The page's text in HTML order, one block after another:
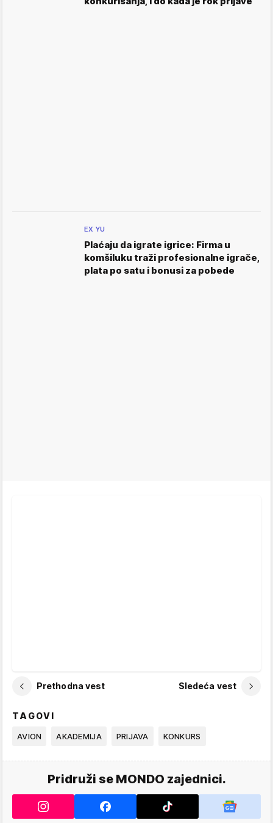
EX YU
Plaćaju da igrate igrice: Firma u
komšiluku traži profesionalne igrače,
plata po satu i bonusi za pobede
Prethodna vest Sledeća vest
TAGOVI
AVION AKADEMIJA PRIJAVA KONKURS
Pridruži se MONDO zajednici.